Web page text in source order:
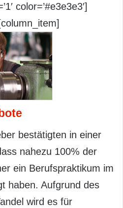
color=’#e3e3e3′]
bestätigten in einer
nahezu 100% der
ein Berufspraktikum im
haben. Aufgrund des
wird es für